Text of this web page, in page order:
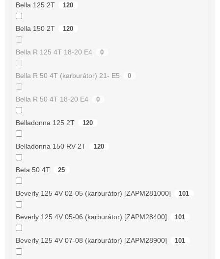
Bella 125 2T 120
Bella 150 2T 120
Bella R 125 4T 18-20 E4 0
Bella R 50 4T (karburátor) 21- E5 0
Bella R 50 4T 18-20 E4 0
Belladonna 125 2T 120
Belladonna 150 RV 2T 120
Beta 50 4T 25
Beverly 125 4V 02-05 (karburátor) [ZAPM281000] 101
Beverly 125 4V 05-06 (karburátor) [ZAPM28400] 101
Beverly 125 4V 07-08 (karburátor) [ZAPM28900] 101